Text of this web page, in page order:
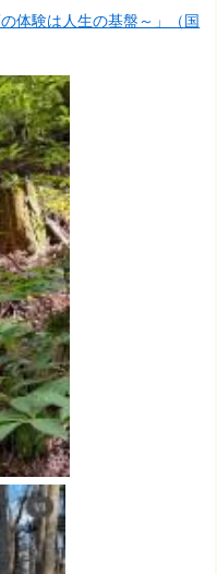
体験は人生の基盤～」（国